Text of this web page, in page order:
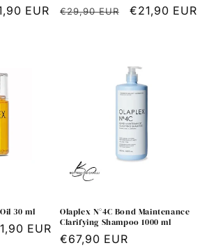
EUR
Prezzo
€29,90 EUR
Prezzo
€21,90 EUR
30 ml
EUR
Olaplex N°4C Bond Maintenance
Clarifying Shampoo 1000 ml
Prezzo
€67,90 EUR